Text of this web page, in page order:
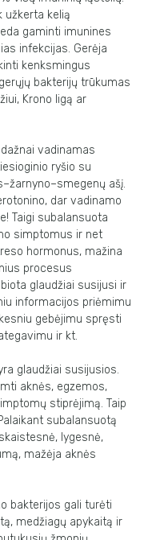
užkerta kelią
gaminti imunines
infekcijas. Gerėja
kenksmingus
bakterijų trūkumas
Krono ligą ar
vadinamas
ryšio su
ašį.
dar vadinamo
Taigi subalansuota
simptomus ir net
hormonus, mažina
procesus
glaudžiai susijusi ir
informacijos priėmimu
gebėjimu spręsti
ir kt.
glaudžiai susijusios.
aknės, egzemos,
stiprėjimą. Taip
subalansuotą
lygesnė,
mažėja aknės
bakterijos gali turėti
medžiagų apykaitą ir